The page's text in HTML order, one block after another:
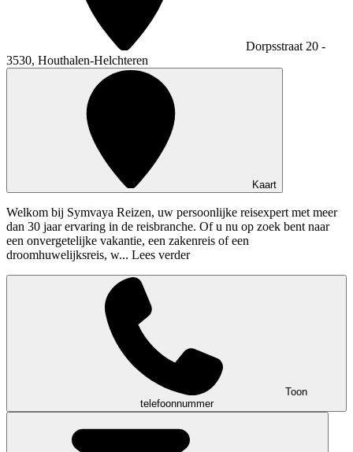
Dorpsstraat 20 -
3530, Houthalen-Helchteren
Kaart
Welkom bij Symvaya Reizen, uw persoonlijke reisexpert met meer
dan 30 jaar ervaring in de reisbranche. Of u nu op zoek bent naar
een onvergetelijke vakantie, een zakenreis of een
droomhuwelijksreis, w... Lees verder
Toon
telefoonnummer